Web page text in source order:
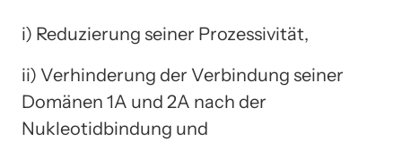
i) Reduzierung seiner Prozessivität,
ii) Verhinderung der Verbindung seiner
Domänen 1A und 2A nach der
Nukleotidbindung und